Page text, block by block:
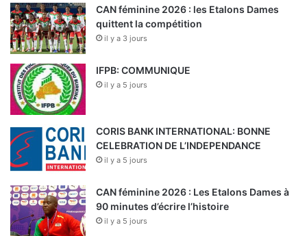
CAN féminine 2026 : les Etalons Dames
quittent la compétition
il y a 3 jours
IFPB: COMMUNIQUE
il y a 5 jours
CORIS BANK INTERNATIONAL: BONNE
CELEBRATION DE L’INDEPENDANCE
il y a 5 jours
CAN féminine 2026 : Les Etalons Dames à
90 minutes d’écrire l’histoire
il y a 5 jours